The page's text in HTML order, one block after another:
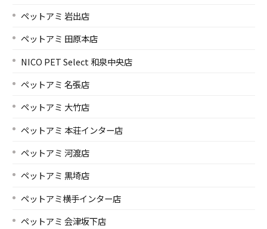
ペットアミ 岩出店
ペットアミ 田原本店
NICO PET Select 和泉中央店
ペットアミ 名張店
ペットアミ 大竹店
ペットアミ 本荘インター店
ペットアミ 河渡店
ペットアミ 黒埼店
ペットアミ横手インター店
ペットアミ 会津坂下店